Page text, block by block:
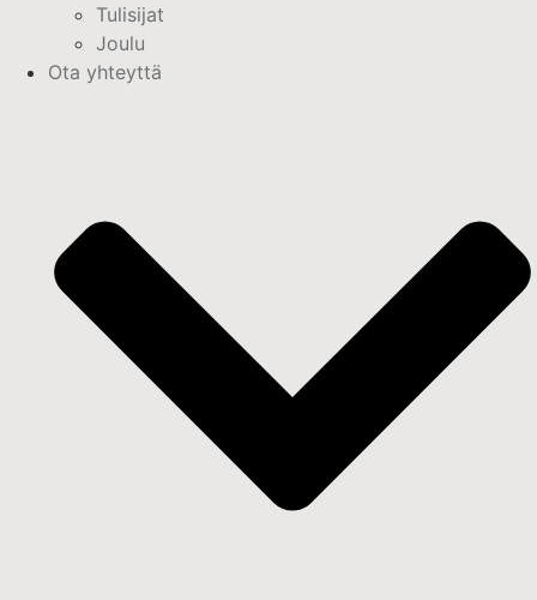
Tulisijat
Joulu
Ota yhteyttä